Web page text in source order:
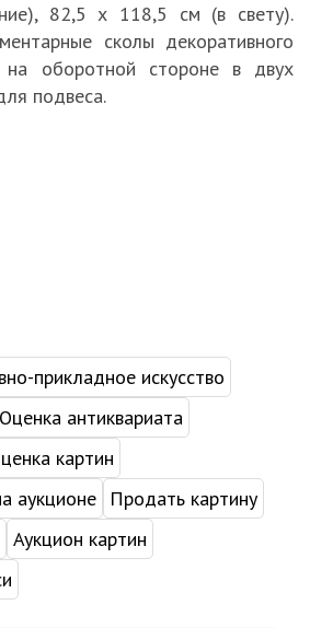
82,5 х 118,5 см (в свету).
сколы декоративного
на оборотной стороне в двух
подвеса.
прикладное искусство
Оценка антиквариата
картин
аукционе
Продать картину
Аукцион картин